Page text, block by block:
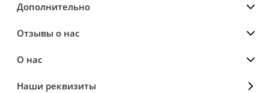
Дополнительно
Отзывы о нас
О нас
Наши реквизиты